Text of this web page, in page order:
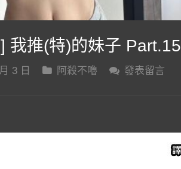
我推(特)的妹子 Part.15
3 日 阿殺不嚕
發表留言